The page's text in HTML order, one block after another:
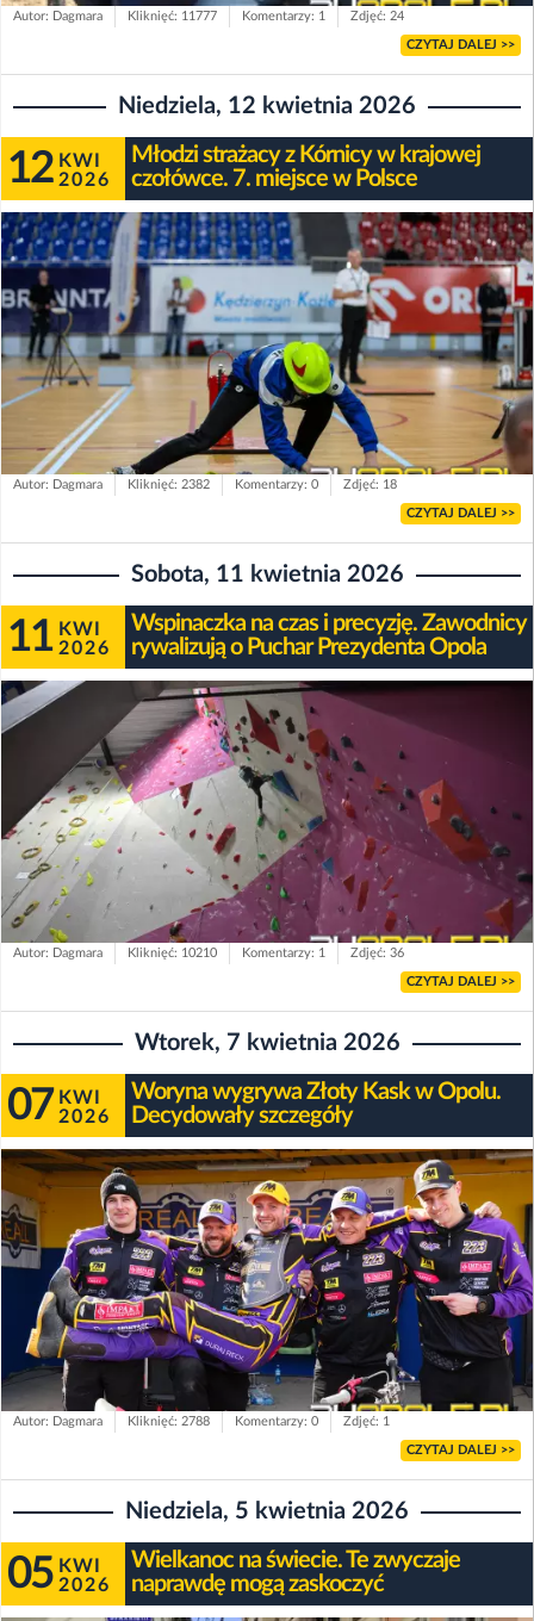
Autor: Dagmara Kliknięć: 11777 Komentarzy: 1 Zdjęć: 24
CZYTAJ DALEJ >>
Niedziela, 12 kwietnia 2026
12 KWI
2026
Młodzi strażacy z Kórnicy w krajowej
czołówce. 7. miejsce w Polsce
Autor: Dagmara Kliknięć: 2382 Komentarzy: 0 Zdjęć: 18
CZYTAJ DALEJ >>
Sobota, 11 kwietnia 2026
11 KWI
2026
Wspinaczka na czas i precyzję. Zawodnicy
rywalizują o Puchar Prezydenta Opola
Autor: Dagmara Kliknięć: 10210 Komentarzy: 1 Zdjęć: 36
CZYTAJ DALEJ >>
Wtorek, 7 kwietnia 2026
07 KWI
2026
Woryna wygrywa Złoty Kask w Opolu.
Decydowały szczegóły
Autor: Dagmara Kliknięć: 2788 Komentarzy: 0 Zdjęć: 1
CZYTAJ DALEJ >>
Niedziela, 5 kwietnia 2026
05 KWI
2026
Wielkanoc na świecie. Te zwyczaje
naprawdę mogą zaskoczyć